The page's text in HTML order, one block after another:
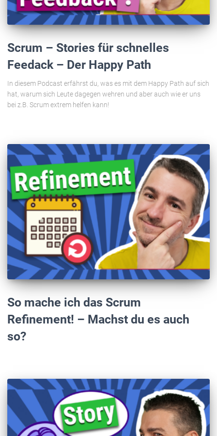
Scrum – Stories für schnelles
Feedack – Der Happy Path
In diesem Podcast erfährst du, was es mit dem Happy Path auf sich
hat, warum sich Leute dagegen wehren und aber auch wie er uns
bei z.B. Scrum extrem helfen kann!
So mache ich das Scrum
Refinement! – Machst du es auch
so?